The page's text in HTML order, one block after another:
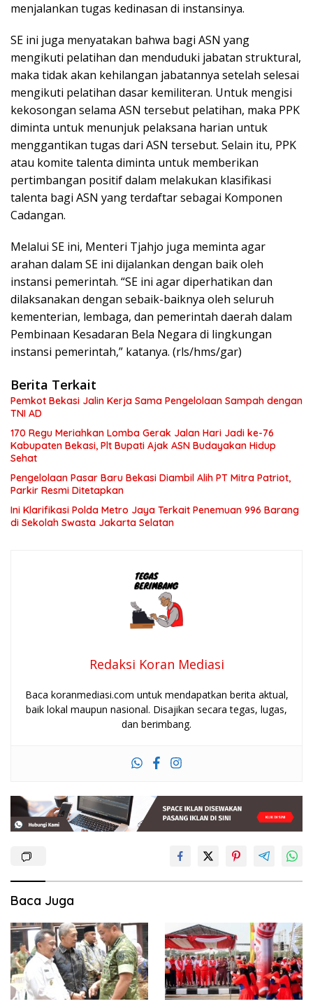
menjalankan tugas kedinasan di instansinya.
SE ini juga menyatakan bahwa bagi ASN yang
mengikuti pelatihan dan menduduki jabatan struktural,
maka tidak akan kehilangan jabatannya setelah selesai
mengikuti pelatihan dasar kemiliteran. Untuk mengisi
kekosongan selama ASN tersebut pelatihan, maka PPK
diminta untuk menunjuk pelaksana harian untuk
menggantikan tugas dari ASN tersebut. Selain itu, PPK
atau komite talenta diminta untuk memberikan
pertimbangan positif dalam melakukan klasifikasi
talenta bagi ASN yang terdaftar sebagai Komponen
Cadangan.
Melalui SE ini, Menteri Tjahjo juga meminta agar
arahan dalam SE ini dijalankan dengan baik oleh
instansi pemerintah. “SE ini agar diperhatikan dan
dilaksanakan dengan sebaik-baiknya oleh seluruh
kementerian, lembaga, dan pemerintah daerah dalam
Pembinaan Kesadaran Bela Negara di lingkungan
instansi pemerintah,” katanya. (rls/hms/gar)
Berita Terkait
Pemkot Bekasi Jalin Kerja Sama Pengelolaan Sampah dengan
TNI AD
170 Regu Meriahkan Lomba Gerak Jalan Hari Jadi ke-76
Kabupaten Bekasi, Plt Bupati Ajak ASN Budayakan Hidup
Sehat
Pengelolaan Pasar Baru Bekasi Diambil Alih PT Mitra Patriot,
Parkir Resmi Ditetapkan
Ini Klarifikasi Polda Metro Jaya Terkait Penemuan 996 Barang
di Sekolah Swasta Jakarta Selatan
Redaksi Koran Mediasi
Baca koranmediasi.com untuk mendapatkan berita aktual,
baik lokal maupun nasional. Disajikan secara tegas, lugas,
dan berimbang.
Baca Juga